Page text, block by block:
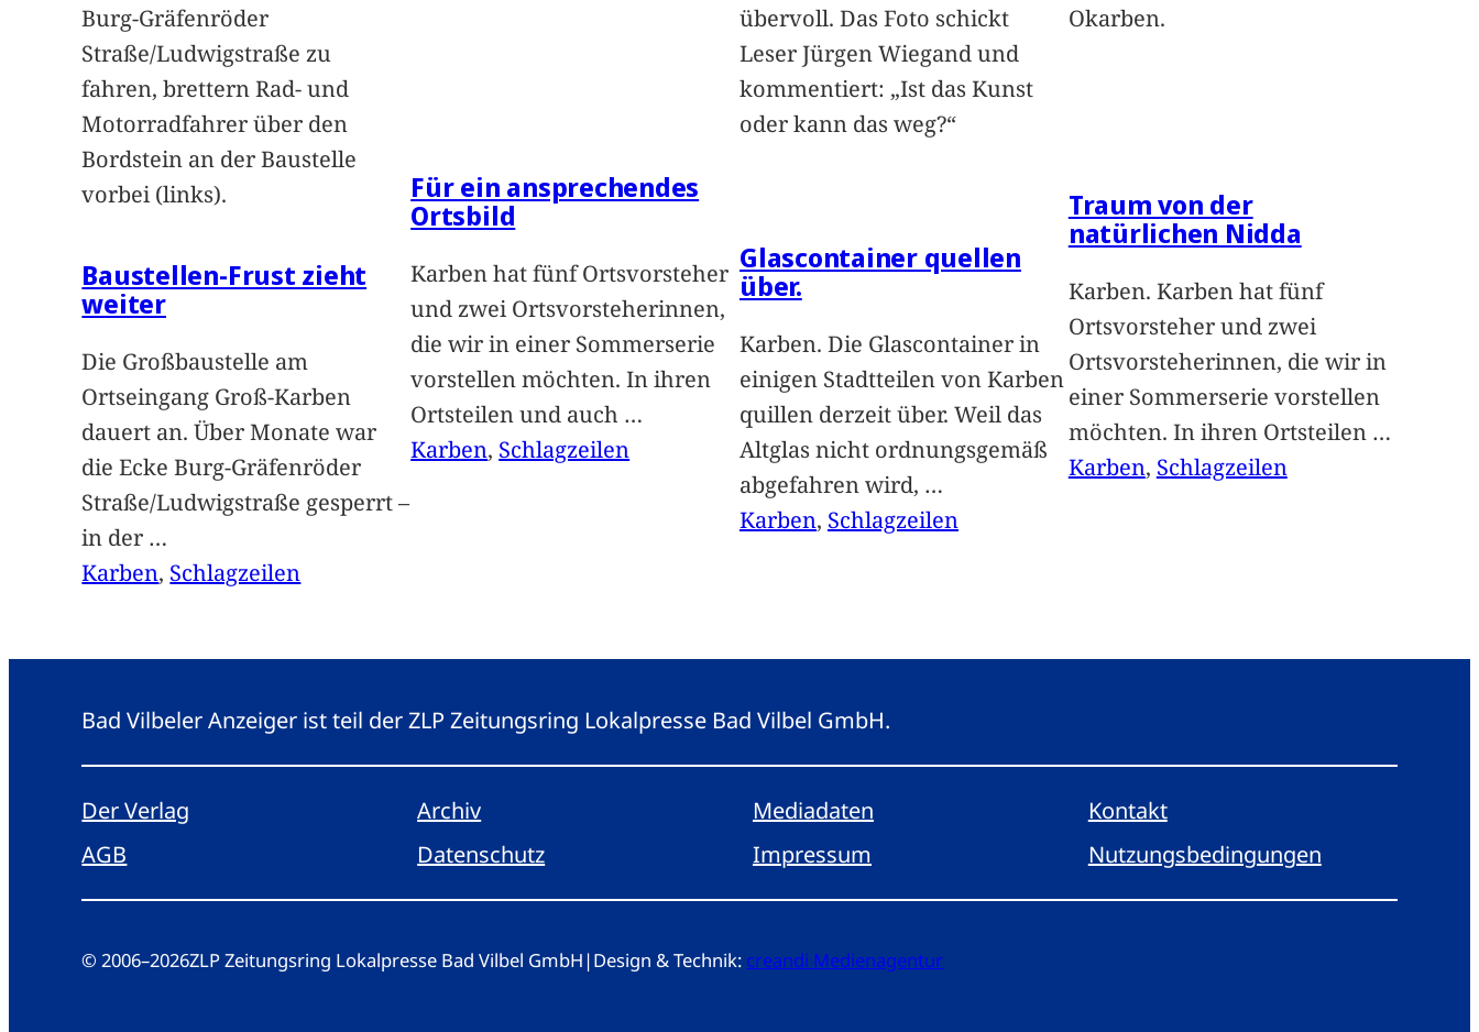
Burg-Gräfenröder
Straße/Ludwigstraße zu
fahren, brettern Rad- und
Motorradfahrer über den
Bordstein an der Baustelle
vorbei (links).
Baustellen-Frust zieht
weiter
Die Großbaustelle am
Ortseingang Groß-Karben
dauert an. Über Monate war
die Ecke Burg-Gräfenröder
Straße/Ludwigstraße gesperrt –
in der …
Karben, Schlagzeilen
Für ein ansprechendes
Ortsbild
Karben hat fünf Ortsvorsteher
und zwei Ortsvorsteherinnen,
die wir in einer Sommerserie
vorstellen möchten. In ihren
Ortsteilen und auch …
Karben, Schlagzeilen
übervoll. Das Foto schickt
Leser Jürgen Wiegand und
kommentiert: „Ist das Kunst
oder kann das weg?“
Glascontainer quellen
über.
Karben. Die Glascontainer in
einigen Stadtteilen von Karben
quillen derzeit über. Weil das
Altglas nicht ordnungsgemäß
abgefahren wird, …
Karben, Schlagzeilen
Okarben.
Traum von der
natürlichen Nidda
Karben. Karben hat fünf
Ortsvorsteher und zwei
Ortsvorsteherinnen, die wir in
einer Sommerserie vorstellen
möchten. In ihren Ortsteilen …
Karben, Schlagzeilen
Bad Vilbeler Anzeiger ist teil der ZLP Zeitungsring Lokalpresse Bad Vilbel GmbH.
Der Verlag Archiv Mediadaten
Kontakt
AGB
Datenschutz Impressum Nutzungsbedingungen
© 2006–2026ZLP Zeitungsring Lokalpresse Bad Vilbel GmbH |Design & Technik: creandi Medienagentur